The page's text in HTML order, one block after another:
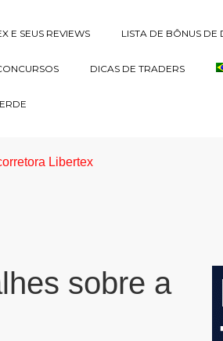
E SEUS REVIEWS LISTA DE BÔNUS
DICAS DE TRADERS
Libertex
sobre a